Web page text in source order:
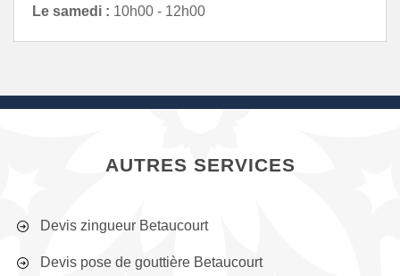
Le samedi : 10h00 - 12h00
AUTRES SERVICES
Devis zingueur Betaucourt
Devis pose de gouttière Betaucourt